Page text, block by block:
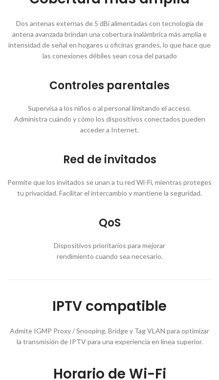
Dos antenas externas de 5 dBi alimentadas con tecnología de
antena avanzada brindan una cobertura inalámbrica más amplia e
intensidad de señal en hogares u oficinas grandes, lo que hace que
las conexiones débiles sean cosa del pasado
Controles parentales
Supervisa a los niños o al personal limitando el acceso.
Administra cuándo y cómo los dispositivos conectados pueden
acceder a Internet.
Red de invitados
Permite que los invitados se unan a tu red Wi-Fi, mientras proteges
tu privacidad. Facilitar el intercambio y mantiene la seguridad.
QoS
Dispositivos prioritarios para mejorar
rendimiento cuando sea necesario.
IPTV compatible
Admite IGMP Proxy / Snooping, Bridge y Tag VLAN para optimizar
la transmisión de IPTV para una experiencia en línea superior.
Horario de Wi-Fi